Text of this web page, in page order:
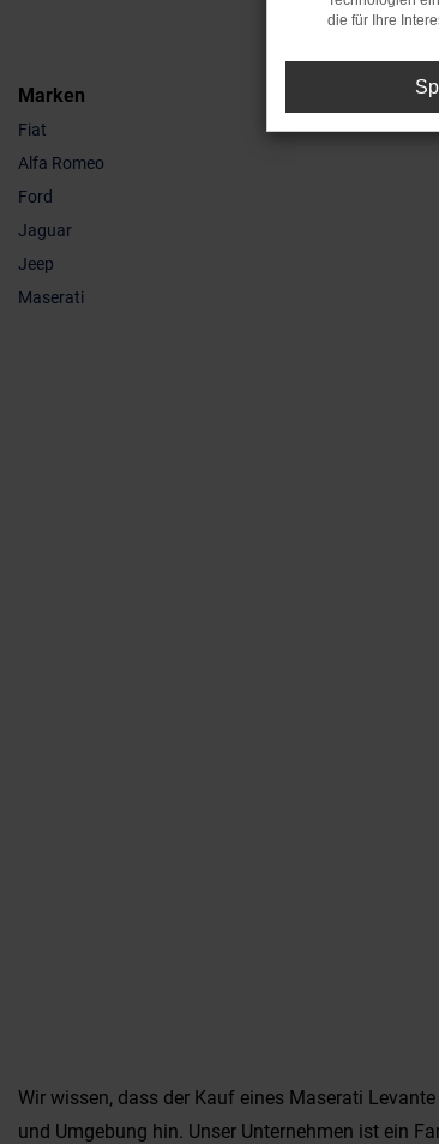
Marken
Fiat
Alfa Romeo
Ford
Jaguar
Jeep
Maserati
Wir wissen, dass der Kauf eines Maserati
und Umgebung hin. Unser Unternehmen ist ein
die für Ihre